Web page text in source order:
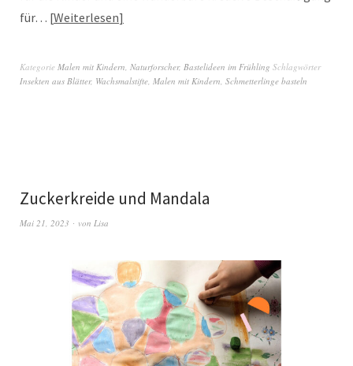
für… Weiterlesen
Kategorie Malen mit Kindern, Naturforscher, Bastelideen im Frühling Schlagwörter
Insekten aus Blätter, Wachsmalstifte, Malen mit Kindern, Schmetterlinge basteln
Zuckerkreide und Mandala
Mai 21, 2023 von Lisa